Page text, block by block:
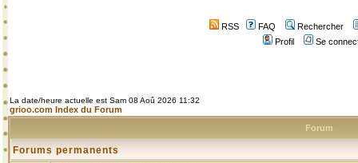
RSS FAQ
Rechercher
Profil
Se
La date/heure actuelle est Sam 08 Aoû 2026 11:32
grioo.com Index du Forum
Forum
Forums permanents